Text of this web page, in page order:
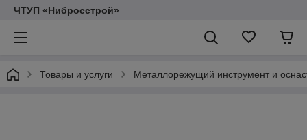
ЧТУП «Нибросстрой»
Товары и услуги Металлорежущий инструмент и